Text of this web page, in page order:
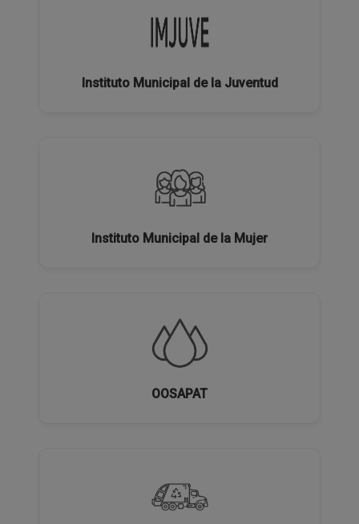
Instituto Municipal de la Juventud
Instituto Municipal de la Mujer
OOSAPAT